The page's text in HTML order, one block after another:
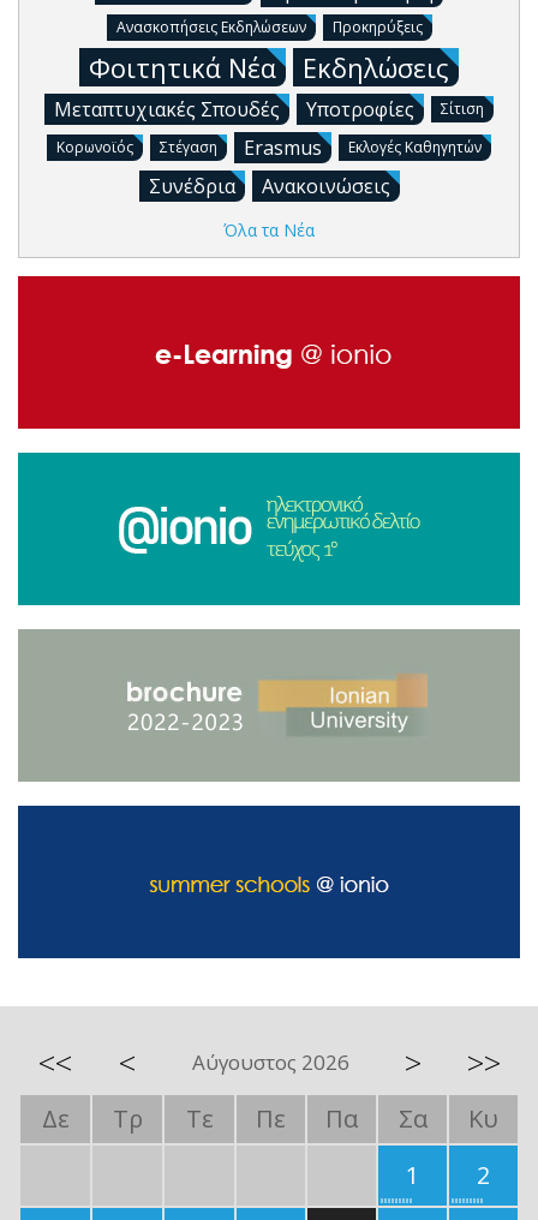
Ανασκοπήσεις Εκδηλώσεων Προκηρύξεις
Φοιτητικά Νέα Εκδηλώσεις
Μεταπτυχιακές Σπουδές Υποτροφίες
Σίτιση
Κορωνοϊός
Στέγαση Erasmus Εκλογές Καθηγητών
Συνέδρια Ανακοινώσεις
Όλα τα Νέα
<< < Αύγουστος 2026 > >>
Δε Τρ Τε Πε Πα Σα
Κυ
1
2